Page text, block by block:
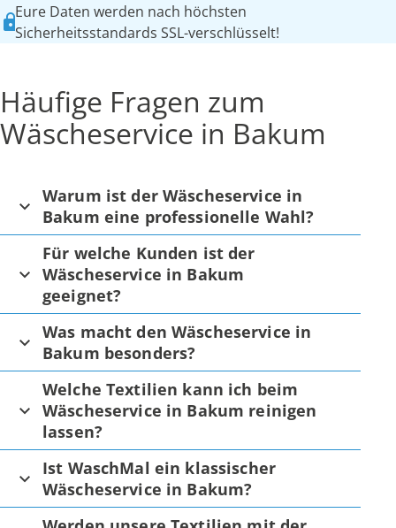
Eure Daten werden nach höchsten
Sicherheitsstandards SSL-verschlüsselt!
Häufige Fragen zum
Wäscheservice in Bakum
Warum ist der Wäscheservice in
Bakum eine professionelle Wahl?
Für welche Kunden ist der
Wäscheservice in Bakum
geeignet?
Was macht den Wäscheservice in
Bakum besonders?
Welche Textilien kann ich beim
Wäscheservice in Bakum reinigen
lassen?
Ist WaschMal ein klassischer
Wäscheservice in Bakum?